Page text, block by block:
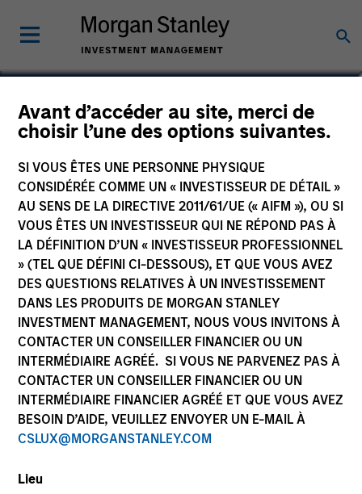
Avant d’accéder au site, merci de
choisir l’une des options suivantes.
SI VOUS ÊTES UNE PERSONNE PHYSIQUE
CONSIDÉRÉE COMME UN « INVESTISSEUR DE DÉTAIL »
AU SENS DE LA DIRECTIVE 2011/61/UE (« AIFM »), OU SI
VOUS ÊTES UN INVESTISSEUR QUI NE RÉPOND PAS À
LA DÉFINITION D’UN « INVESTISSEUR PROFESSIONNEL
» (TEL QUE DÉFINI CI-DESSOUS), ET QUE VOUS AVEZ
DES QUESTIONS RELATIVES À UN INVESTISSEMENT
DANS LES PRODUITS DE MORGAN STANLEY
INVESTMENT MANAGEMENT, NOUS VOUS INVITONS À
CONTACTER UN CONSEILLER FINANCIER OU UN
INTERMÉDIAIRE AGRÉÉ. SI VOUS NE PARVENEZ PAS À
CONTACTER UN CONSEILLER FINANCIER OU UN
INTERMÉDIAIRE FINANCIER AGRÉÉ ET QUE VOUS AVEZ
BESOIN D’AIDE, VEUILLEZ ENVOYER UN E-MAIL À
CSLUX@MORGANSTANLEY.COM
Lieu
David Z. Damsgaard
Executive Director